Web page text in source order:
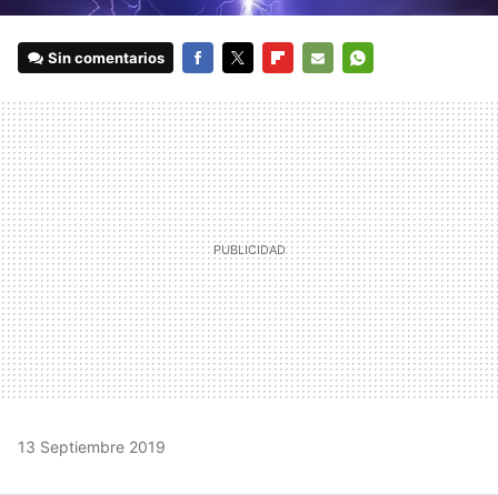
Sin comentarios
MAIL
13 Septiembre 2019